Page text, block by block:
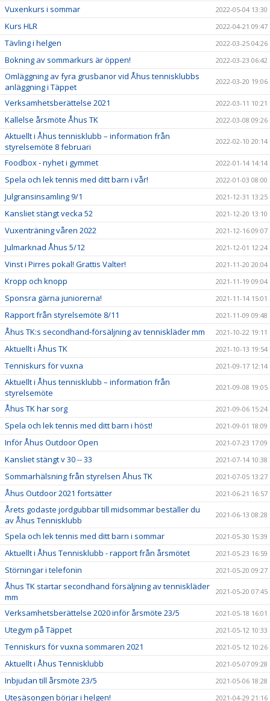
Vuxenkurs i sommar 2022-05-04 13:30
Kurs HLR 2022-04-21 09:47
Tävling i helgen 2022-03-25 04:26
Bokning av sommarkurs är öppen! 2022-03-23 06:42
Omläggning av fyra grusbanor vid Åhus tennisklubbs
anläggning i Täppet
2022-03-20 19:06
Verksamhetsberättelse 2021 2022-03-11 10:21
Kallelse årsmöte Åhus TK 2022-03-08 09:26
Aktuellt i Åhus tennisklubb – information från
styrelsemöte 8 februari
2022-02-10 20:14
Foodbox - nyhet i gymmet 2022-01-14 14:14
Spela och lek tennis med ditt barn i vår! 2022-01-03 08:00
Julgransinsamling 9/1 2021-12-31 13:25
Kansliet stängt vecka 52 2021-12-20 13:10
Vuxenträning våren 2022 2021-12-16 09:07
Julmarknad Åhus 5/12 2021-12-01 12:24
Vinst i Pirres pokal! Grattis Valter! 2021-11-20 20:04
Kropp och knopp 2021-11-19 09:04
Sponsra gärna juniorerna! 2021-11-14 15:01
Rapport från styrelsemöte 8/11 2021-11-09 09:48
Åhus TK:s secondhand-försäljning av tenniskläder mm 2021-10-22 19:11
Aktuellt i Åhus TK 2021-10-13 19:54
Tenniskurs för vuxna 2021-09-17 12:14
Aktuellt i Åhus tennisklubb – information från
styrelsemöte
2021-09-08 19:05
Åhus TK har sorg 2021-09-06 15:24
Spela och lek tennis med ditt barn i höst! 2021-09-01 18:09
Inför Åhus Outdoor Open 2021-07-23 17:09
Kansliet stängt v 30 -- 33 2021-07-14 10:38
Sommarhälsning från styrelsen Åhus TK 2021-07-05 13:27
Åhus Outdoor 2021 fortsätter 2021-06-21 16:57
Årets godaste jordgubbar till midsommar beställer du
av Åhus Tennisklubb
2021-06-13 08:28
Spela och lek tennis med ditt barn i sommar 2021-05-30 15:39
Aktuellt i Åhus Tennisklubb - rapport från årsmötet 2021-05-23 16:59
Störningar i telefonin 2021-05-20 09:27
Åhus TK startar secondhand försäljning av tenniskläder
mm
2021-05-20 07:45
Verksamhetsberättelse 2020 inför årsmöte 23/5 2021-05-18 16:01
Utegym på Täppet 2021-05-12 10:33
Tenniskurs för vuxna sommaren 2021 2021-05-12 10:26
Aktuellt i Åhus Tennisklubb 2021-05-07 09:28
Inbjudan till årsmöte 23/5 2021-05-06 18:28
Utesäsongen börjar i helgen! 2021-04-29 21:16